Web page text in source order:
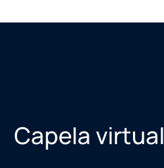
Capela virtual